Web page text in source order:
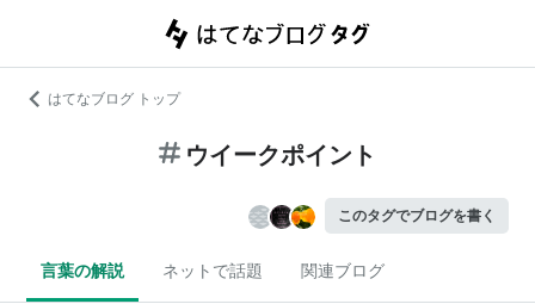
はてなブログ トップ
ウイークポイント
このタグでブログを書く
言葉の解説 ネットで話題 関連ブログ